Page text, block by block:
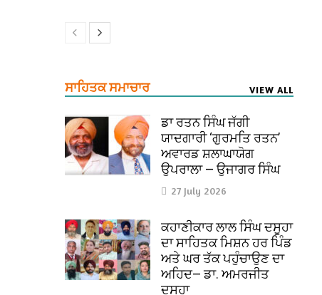
ਸਾਹਿਤਕ ਸਮਾਚਾਰ VIEW ALL
ਡਾ ਰਤਨ ਸਿੰਘ ਜੱਗੀ
ਯਾਦਗਾਰੀ ‘ਗੁਰਮਤਿ ਰਤਨ’
ਅਵਾਰਡ ਸ਼ਲਾਘਾਯੋਗ
ਉਪਰਾਲਾ — ਉਜਾਗਰ ਸਿੰਘ
27 July 2026
ਕਹਾਣੀਕਾਰ ਲਾਲ ਸਿੰਘ ਦਸੂਹਾ
ਦਾ ਸਾਹਿਤਕ ਮਿਸ਼ਨ ਹਰ ਪਿੰਡ
ਅਤੇ ਘਰ ਤੱਕ ਪਹੁੰਚਾਉਣ ਦਾ
ਅਹਿਦ— ਡਾ. ਅਮਰਜੀਤ
ਦਸੂਹਾ